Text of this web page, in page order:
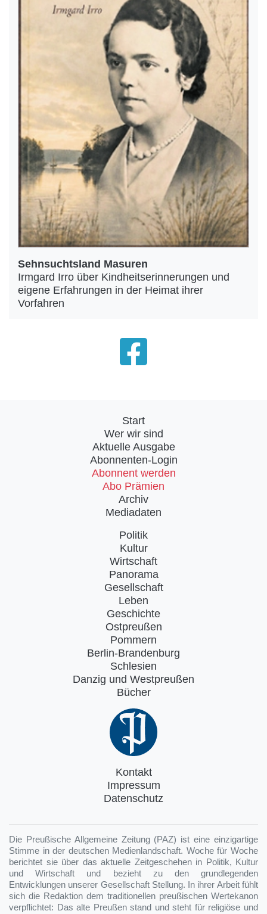
Sehnsuchtsland Masuren
Irmgard Irro über Kindheitserinnerungen und
eigene Erfahrungen in der Heimat ihrer
Vorfahren
Start
Wer wir sind
Aktuelle Ausgabe
Abonnenten-Login
Abonnent werden
Abo Prämien
Archiv
Mediadaten
Politik
Kultur
Wirtschaft
Panorama
Gesellschaft
Leben
Geschichte
Ostpreußen
Pommern
Berlin-Brandenburg
Schlesien
Danzig und Westpreußen
Bücher
Kontakt
Impressum
Datenschutz
Die Preußische Allgemeine Zeitung (PAZ) ist eine einzigartige
Stimme in der deutschen Medienlandschaft. Woche für Woche
berichtet sie über das aktuelle Zeitgeschehen in Politik, Kultur
und Wirtschaft und bezieht zu den grundlegenden
Entwicklungen unserer Gesellschaft Stellung. In ihrer Arbeit fühlt
sich die Redaktion dem traditionellen preußischen Wertekanon
verpflichtet: Das alte Preußen stand und steht für religiöse und